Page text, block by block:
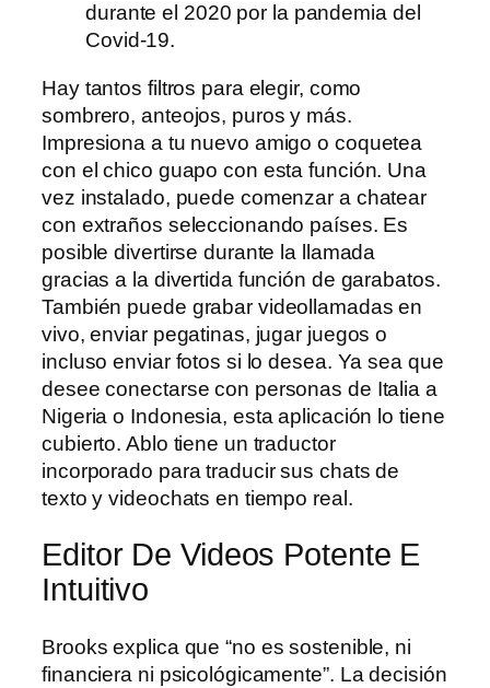
durante el 2020 por la pandemia del
Covid-19.
Hay tantos filtros para elegir, como
sombrero, anteojos, puros y más.
Impresiona a tu nuevo amigo o coquetea
con el chico guapo con esta función. Una
vez instalado, puede comenzar a chatear
con extraños seleccionando países. Es
posible divertirse durante la llamada
gracias a la divertida función de garabatos.
También puede grabar videollamadas en
vivo, enviar pegatinas, jugar juegos o
incluso enviar fotos si lo desea. Ya sea que
desee conectarse con personas de Italia a
Nigeria o Indonesia, esta aplicación lo tiene
cubierto. Ablo tiene un traductor
incorporado para traducir sus chats de
texto y videochats en tiempo real.
Editor De Videos Potente E
Intuitivo
Brooks explica que “no es sostenible, ni
financiera ni psicológicamente”. La decisión